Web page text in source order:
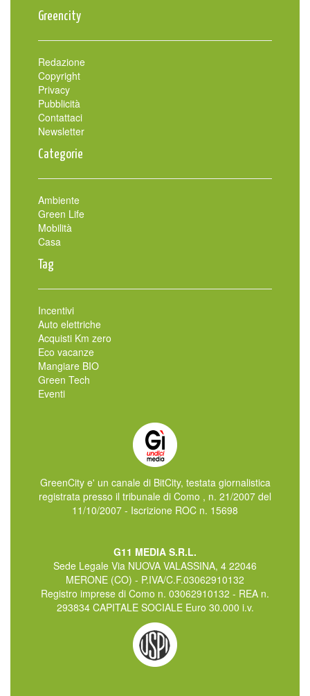
Greencity
Redazione
Copyright
Privacy
Pubblicità
Contattaci
Newsletter
Categorie
Ambiente
Green Life
Mobilità
Casa
Tag
Incentivi
Auto elettriche
Acquisti Km zero
Eco vacanze
Mangiare BIO
Green Tech
Eventi
GreenCity e' un canale di BitCity, testata giornalistica
registrata presso il tribunale di Como , n. 21/2007 del
11/10/2007 - Iscrizione ROC n. 15698
G11 MEDIA S.R.L.
Sede Legale Via NUOVA VALASSINA, 4 22046
MERONE (CO) - P.IVA/C.F.03062910132
Registro imprese di Como n. 03062910132 - REA n.
293834 CAPITALE SOCIALE Euro 30.000 i.v.